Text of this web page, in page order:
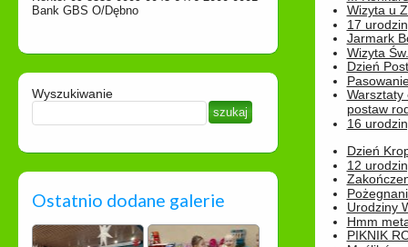
Bank GBS O/Dębno
Wyszukiwanie
Ostatnio dodane galerie
Wizyta u
17
Jarmark
Wizyta
Dzień
Warsztaty
postaw
16
Dzień
12
Urodziny
Hmm
PIKNIK